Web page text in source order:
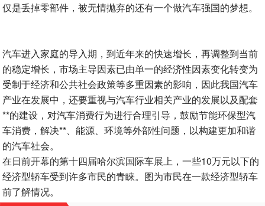
仅是丢掉零部件，被无情抛弃的还有一个做汽车强国的梦想。
汽车进入家庭的导入期，到近年来的快速增长，再调整到当前
的稳定增长，市场主导因素已由单一的经济性因素变化转变为
受制于经济和公共社会政策等多重因素的影响，因此我国汽车
产业在发展中，还要重视与汽车行业相关产业的发展以及配套
**的建设，对汽车消费行为进行合理引导，鼓励节能环保型汽
车消费，解决**、能源、环境等外部性问题，以构建更加和谐
的汽车社会。
在日前开幕的第十四届哈尔滨国际车展上，一些10万元以下的
经济型轿车受到许多市民的青睐。图为市民在一款经济型轿车
前了解情况。